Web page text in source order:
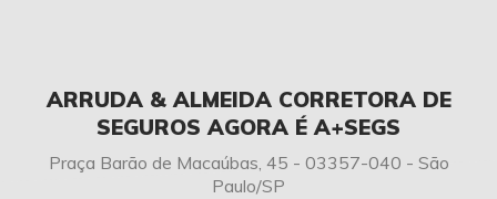
ARRUDA & ALMEIDA CORRETORA DE
SEGUROS AGORA É A+SEGS
Praça Barão de Macaúbas, 45 - 03357-040 - São
Paulo/SP